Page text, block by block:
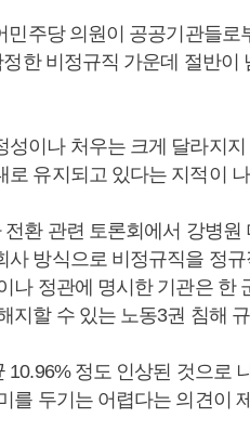
주당 의원이 공공기관들로
한 비정규직 가운데 절반이
이나 처우는 크게 달라지
유지되고 있다는 지적이
환 관련 토론회에서 강병원
방식으로 비정규직을 정
나 정관에 명시한 기관은 한
지할 수 있는 노동3권 침해
정도 인상된 것으로
를 두기는 어렵다는 의견이